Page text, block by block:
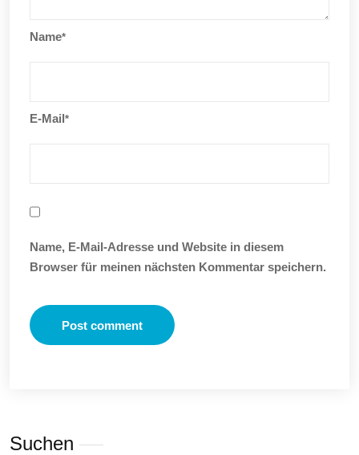
Name*
E-Mail*
Name, E-Mail-Adresse und Website in diesem
Browser für meinen nächsten Kommentar speichern.
Suchen